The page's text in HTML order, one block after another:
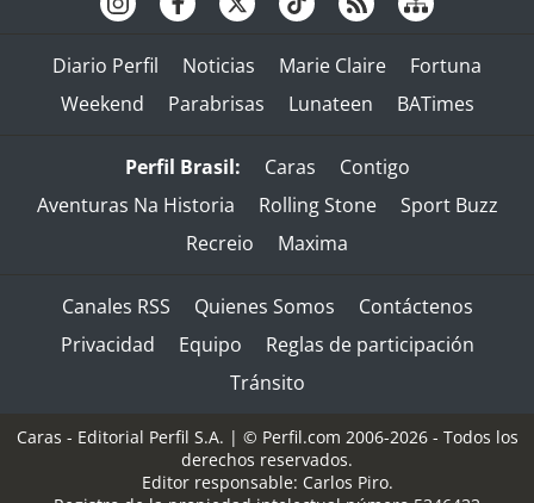
Diario Perfil Noticias Marie Claire
Fortuna
Weekend
Parabrisas Lunateen BATimes
Perfil Brasil: Caras
Contigo
Aventuras Na Historia
Rolling Stone
Sport Buzz
Recreio
Maxima
Canales RSS Quienes Somos
Contáctenos
Privacidad
Equipo
Reglas de participación
Tránsito
Caras - Editorial Perfil S.A. | © Perfil.com 2006-2026 - Todos los
derechos reservados.
Editor responsable: Carlos Piro.